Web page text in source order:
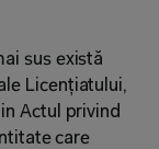
sus există
Licențiatului,
Actul privind
care